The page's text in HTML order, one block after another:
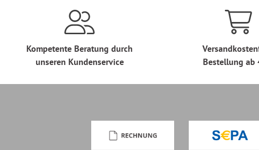
Kompetente Beratung durch
unseren Kundenservice
Bestellung ab